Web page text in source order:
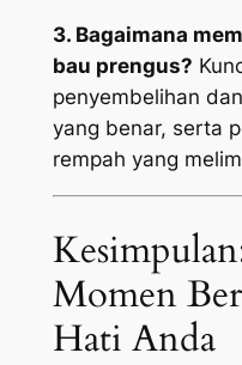
3. Bagaimana
bau prengus?
penyembelihan
yang benar, serta
rempah yang
Momen
Hati Anda